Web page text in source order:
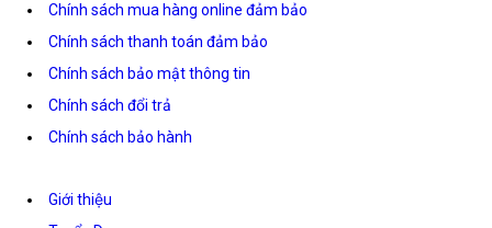
Chính sách mua hàng online đảm bảo
Chính sách thanh toán đảm bảo
Chính sách bảo mật thông tin
Chính sách đổi trả
Chính sách bảo hành
Giới thiệu